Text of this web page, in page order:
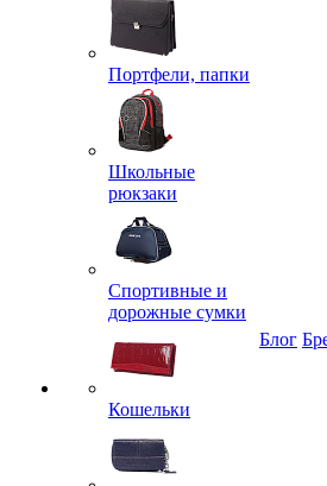
Портфели, папки
Школьные
рюкзаки
Спортивные и
дорожные сумки
Кошельки
Блог